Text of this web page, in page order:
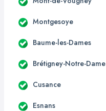
Montgesoye
Baume-les-Dames
Brétigney-Notre-Dame
Cusance
Esnans